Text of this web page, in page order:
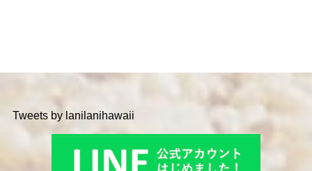
Tweets by lanilanihawaii